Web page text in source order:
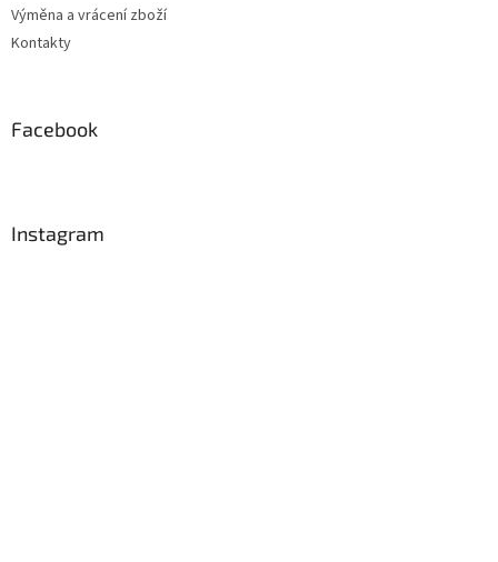
Výměna a vrácení zboží
Kontakty
Facebook
Instagram